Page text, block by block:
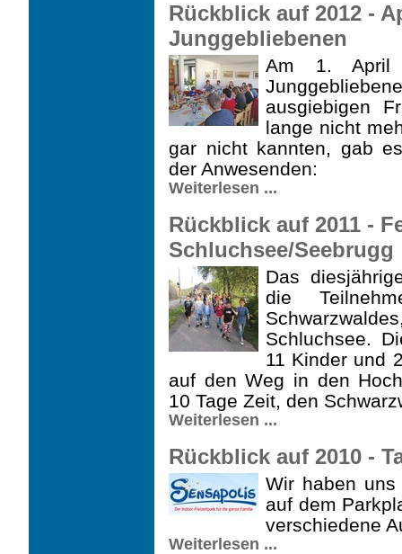
Rückblick auf 2012 -
Junggebliebenen
Am 1. April
ausgiebigen
lange nicht
gar nicht kannten, gab
der Anwesenden:
Weiterlesen ...
Rückblick auf 2011 -
Schluchsee/Seebrugg
Das
die
Schluchsee.
11 Kinder und
auf den Weg in den
10 Tage Zeit, den
Weiterlesen ...
Rückblick auf 2010 -
Wir haben
auf dem
verschiedene
Weiterlesen ...